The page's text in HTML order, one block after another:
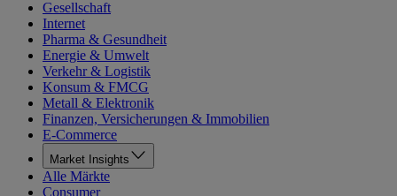
Gesellschaft
Internet
Pharma & Gesundheit
Energie & Umwelt
Verkehr & Logistik
Konsum & FMCG
Metall & Elektronik
Finanzen, Versicherungen & Immobilien
E-Commerce
Market Insights
Alle Märkte
Consumer